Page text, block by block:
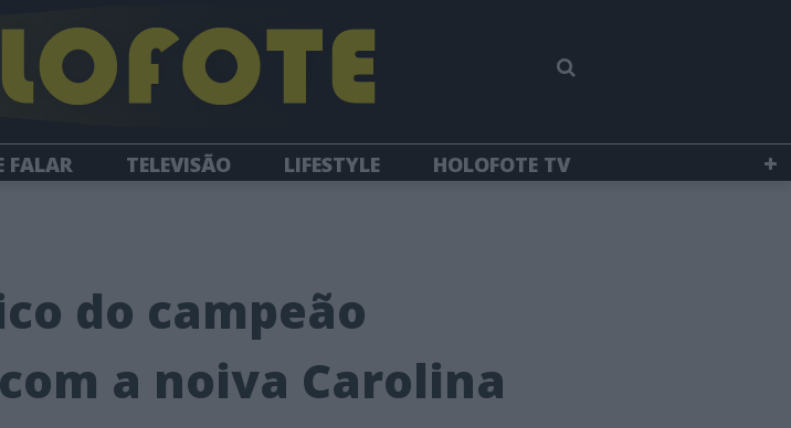
FALAR TELEVISÃO LIFESTYLE
HOLOFOTE TV
do campeão
a noiva Carolina